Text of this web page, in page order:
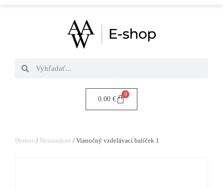
0.00 €
0
Domov / Nezaradené / Vianočný vzdelávací balíček 1